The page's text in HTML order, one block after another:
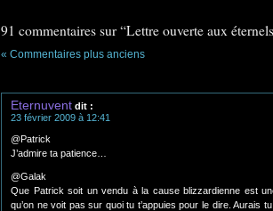
91 commentaires sur “Lettre ouverte aux
« Commentaires plus anciens
Eternuvent dit :
23 février 2009 à 12:41
@Patrick
J’admire ta patience…
@Galak
Que Patrick soit un vendu à la cause blizzardienne est
qu’on ne voit pas sur quoi tu t’appuies pour le dire. Aurais